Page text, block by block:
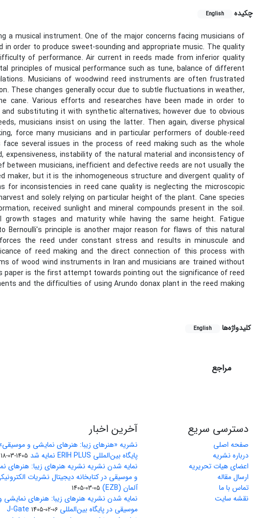
چکیده
English
a musical instrument. One of the major concerns facing musicians of
order to produce sweet-sounding and appropriate music. The quality
of performance. Air current in reeds made from inferior quality
principles of musical performance such as tune, balance of different
Musicians of woodwind reed instruments are often frustrated
These changes generally occur due to subtle fluctuations in weather,
Various efforts and researches have been made in order to
substituting it with synthetic alternatives; however due to obvious
musicians insist on using the latter. Then again, diverse physical
force many musicians and in particular performers of double-reed
several issues in the process of reed making such as the whole
instability of the natural material and inconsistency of
between musicians, inefficient and defective reeds are not usually the
maker, but it is the inhomogeneous structure and divergent quality of
inconsistencies in reed cane quality is neglecting the microscopic
and solely relying on particular height of the plant. Cane species
received sunlight and mineral compounds present in the soil.
stages and maturity while having the same height. Fatigue
Bernoulli's principle is another major reason for flaws of this natural
the reed under constant stress and results in minuscule and
of reed making and the direct connection of this process with
of wood wind instruments in Iran and musicians are trained without
paper is the first attempt towards pointing out the significance of reed
and the difficulties of using Arundo donax plant in the reed making
کلیدواژه‌ها English
مراجع
دسترسی سریع
صفحه اصلی
درباره نشریه
اعضای هیات تحریریه
ارسال مقاله
تماس با ما
نقشه سایت
آخرین اخبار
نشریه «هنرهای زیبا: هنرهای نمایشی و
پایگاه بین‌المللی ERIH PLUS نمایه شد
1405-03-18
نمایه شدن نشریه نشریه هنرهای زیبا: هنرهای
و موسیقی در کتابخانه دیجیتال نشریات
آلمان (EZB)
1405-03-05
نمایه شدن نشریه هنرهای زیبا: هنرهای نمایشی
موسیقی در پایگاه بین‌المللی J-Gate1405-02-06